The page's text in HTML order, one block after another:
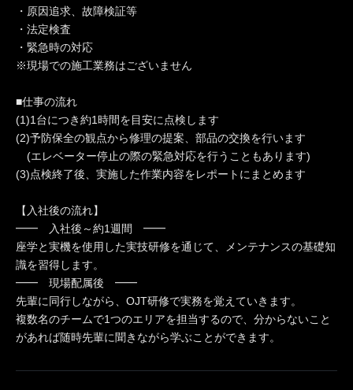
・原因追求、故障検証等
・法定検査
・緊急時の対応
※現場での施工業務はございません
■仕事の流れ
(1)1台につき約1時間を目安に点検します
(2)予防保全の観点から修理の提案、部品の交換を行います
(エレベーター停止の際の緊急対応を行うこともあります)
(3)点検終了後、実施した作業内容をレポートにまとめます
【入社後の流れ】
━━ 入社後～約1週間 ━━
座学と実機を使用した実技研修を通じて、メンテナンスの基礎知
識を習得します。
━━ 現場配属後 ━━
先輩に同行しながら、OJT研修で実務を覚えていきます。
複数名のチームで1つのエリアを担当するので、分からないこと
があれば随時先輩に聞きながら学ぶことができます。